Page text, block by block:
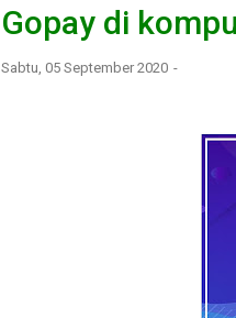
Gopay di
Sabtu, 05 September 2020